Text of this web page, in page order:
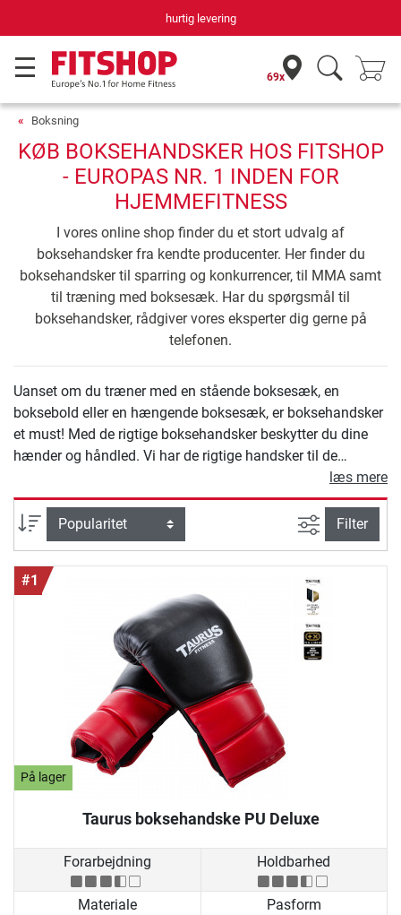
69x
Boksning
KØB BOKSEHANDSKER HOS FITSHOP
- EUROPAS NR. 1 INDEN FOR
HJEMMEFITNESS
I vores online shop finder du et stort udvalg af
boksehandsker fra kendte producenter. Her finder du
boksehandsker til sparring og konkurrencer, til MMA samt
til træning med boksesæk. Har du spørgsmål til
boksehandsker, rådgiver vores eksperter dig gerne på
telefonen.
Uanset om du træner med en stående boksesæk, en
boksebold eller en hængende boksesæk, er boksehandsker
et must! Med de rigtige boksehandsker beskytter du dine
hænder og håndled. Vi har de rigtige handsker til de
forskellige discipliner inden for boksetræning, lige fra
fitnessboksning til konkurrence.
læs mere
sortering Avanceret
Filter
#1
På lager
Taurus boksehandske PU Deluxe
Forarbejdning Holdbarhed
Materiale Pasform